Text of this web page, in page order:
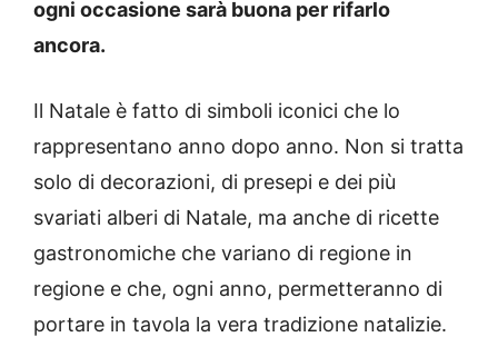
ogni occasione sarà buona per rifarlo
ancora.
Il Natale è fatto di simboli iconici che lo
rappresentano anno dopo anno. Non si tratta
solo di decorazioni, di presepi e dei più
svariati alberi di Natale, ma anche di ricette
gastronomiche che variano di regione in
regione e che, ogni anno, permetteranno di
portare in tavola la vera tradizione natalizie.